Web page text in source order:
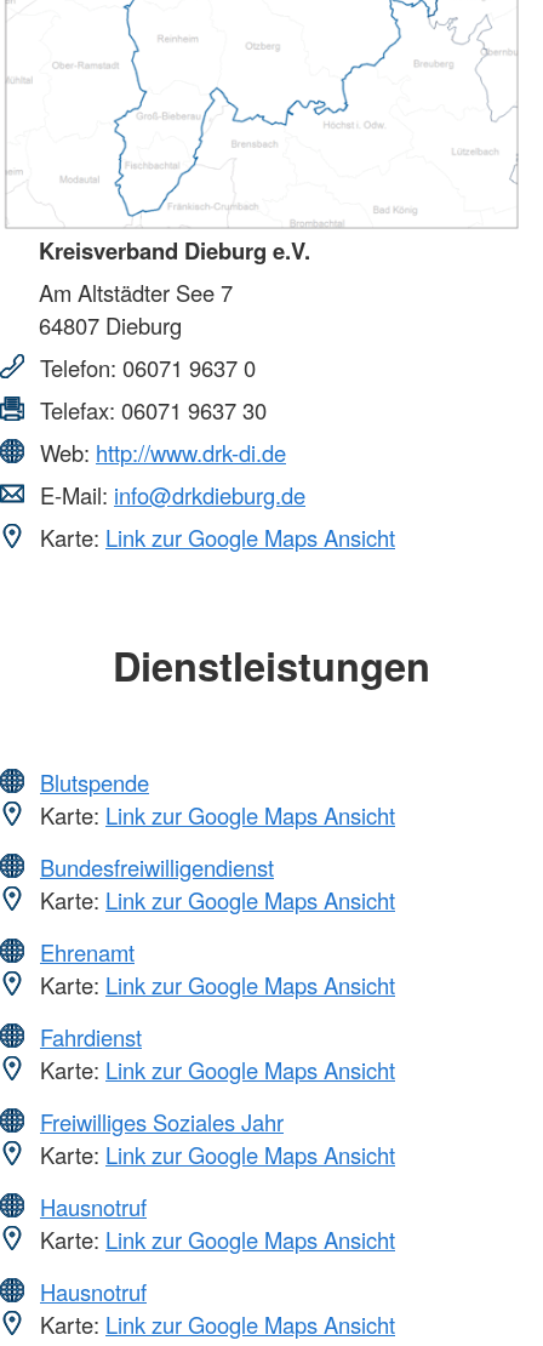
Kreisverband Dieburg e.V.
Am Altstädter See 7
64807 Dieburg
Telefon: 06071 9637 0
Telefax: 06071 9637 30
Web: http://www.drk-di.de
E-Mail: info@drkdieburg.de
Karte: Link zur Google Maps Ansicht
Dienstleistungen
Blutspende
Karte: Link zur Google Maps Ansicht
Bundesfreiwilligendienst
Karte: Link zur Google Maps Ansicht
Ehrenamt
Karte: Link zur Google Maps Ansicht
Fahrdienst
Karte: Link zur Google Maps Ansicht
Freiwilliges Soziales Jahr
Karte: Link zur Google Maps Ansicht
Hausnotruf
Karte: Link zur Google Maps Ansicht
Hausnotruf
Karte: Link zur Google Maps Ansicht